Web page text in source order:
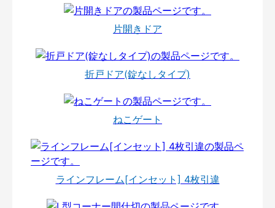
片開きドア
折戸ドア(錠なしタイプ)
ねこゲート
ラインフレーム[インセット] 4枚引違